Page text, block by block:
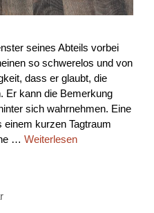
seines Abteils vorbei
so schwerelos und von
dass er glaubt, die
Er kann die Bemerkung
sich wahrnehmen. Eine
kurzen Tagtraum
… Weiterlesen